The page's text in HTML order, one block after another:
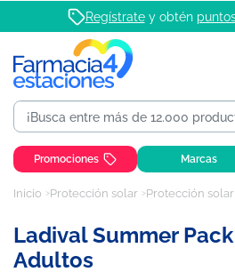
Regístratey obtén
Promociones Marcas
Inicio Protección solar Protección
Ladival Summer
Adultos